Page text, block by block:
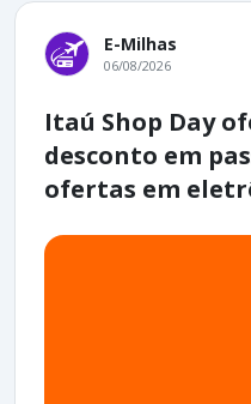
E-Milhas
06/08/2026
Itaú Shop Day
desconto em
ofertas em